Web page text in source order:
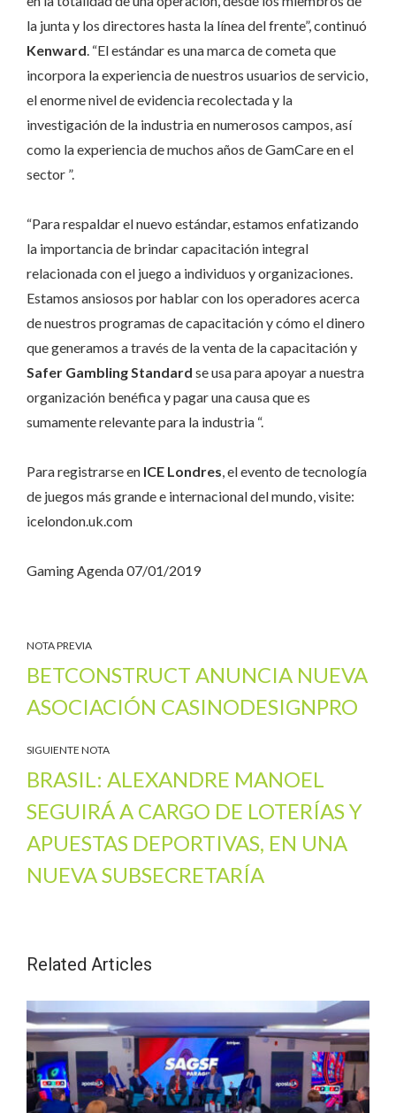
la junta y los directores hasta la línea del frente”, continuó
Kenward. “El estándar es una marca de cometa que
incorpora la experiencia de nuestros usuarios de servicio,
el enorme nivel de evidencia recolectada y la
investigación de la industria en numerosos campos, así
como la experiencia de muchos años de GamCare en el
sector ”.
“Para respaldar el nuevo estándar, estamos enfatizando
la importancia de brindar capacitación integral
relacionada con el juego a individuos y organizaciones.
Estamos ansiosos por hablar con los operadores acerca
de nuestros programas de capacitación y cómo el dinero
que generamos a través de la venta de la capacitación y
Safer GamblingStandard se usa para apoyar a nuestra
organización benéfica y pagar una causa que es
sumamente relevante para la industria “.
Para registrarse en ICE Londres, el evento de tecnología
de juegos más grande e internacional del mundo, visite:
icelondon.uk.com
Gaming Agenda 07/01/2019
NOTA PREVIA
BETCONSTRUCT ANUNCIA NUEVA
ASOCIACIÓN CASINODESIGNPRO
SIGUIENTE NOTA
BRASIL: ALEXANDRE MANOEL
SEGUIRÁ A CARGO DE LOTERÍAS Y
APUESTAS DEPORTIVAS, EN UNA
NUEVA SUBSECRETARÍA
Related Articles